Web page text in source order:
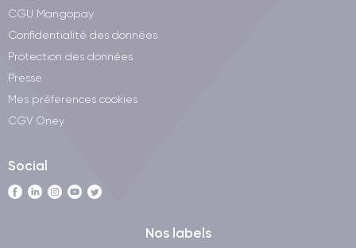
CGU Mangopay
Confidentialité des données
Protection des données
Presse
Mes préferences cookies
CGV Oney
Social
Nos labels